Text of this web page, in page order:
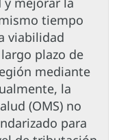
tiempo
viabilidad
plazo de
mediante
la
(OMS) no
para